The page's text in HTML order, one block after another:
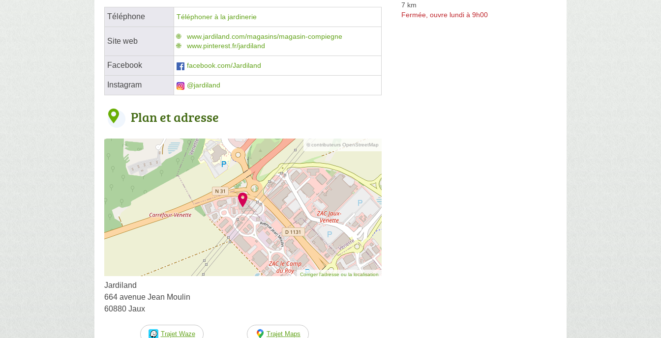
Téléphone Téléphoner à la jardinerie
Site web
www.jardiland.com/magasins/magasin-compiegne
www.pinterest.fr/jardiland
Facebook facebook.com/Jardiland
Instagram @jardiland
Plan et adresse
© contributeurs OpenStreetMap
Corriger l’adresse ou la localisation
Jardiland
664 avenue Jean Moulin
60880 Jaux
Trajet Waze Trajet Maps
7 km
Fermée, ouvre lundi à 9h00